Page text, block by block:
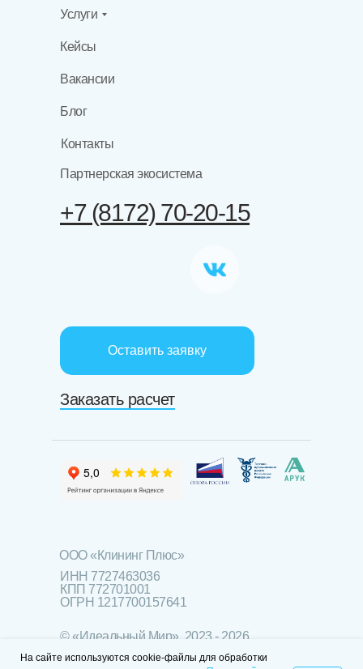
На сайте используются cookie-файлы для обработки
Услуги
Кейсы
Вакансии
+7 (8172) 70-20-15
Оставить заявку
Заказать расчет
ИНН 7727463036
КПП 772701001
ОГРН 1217700157641
ООО «Клининг Плюс»
© «Идеальный Мир», 2023 - 2026
Политика конфиденциальности
Блог
Контакты
Партнерская экосистема